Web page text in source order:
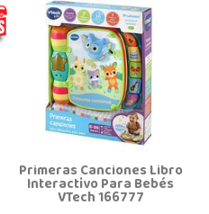
Primeras Canciones Libro
Interactivo Para Bebés
VTech 166777